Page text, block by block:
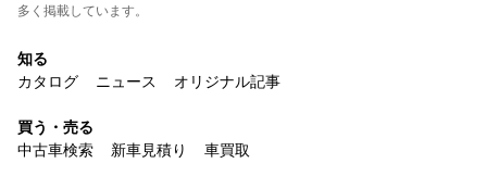
多く掲載しています。
知る
カタログ
ニュース オリジナル記事
買う・売る
中古車検索
新車見積り 車買取